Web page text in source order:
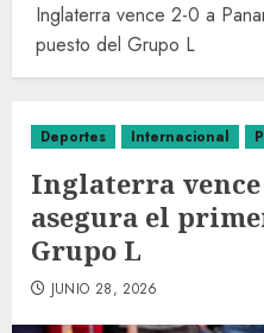
Inglaterra vence 2-0 a
puesto del Grupo L
Deportes Internacional
Inglaterra vence
asegura el
Grupo L
JUNIO 28, 2026